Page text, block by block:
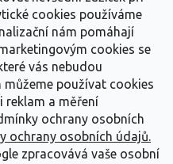
cookies používáme
nám pomáhají
cookies se
vás nebudou
můžeme používat cookies
reklam a měření
ochrany osobních
ochrany osobních údajů.
zpracovává vaše osobní